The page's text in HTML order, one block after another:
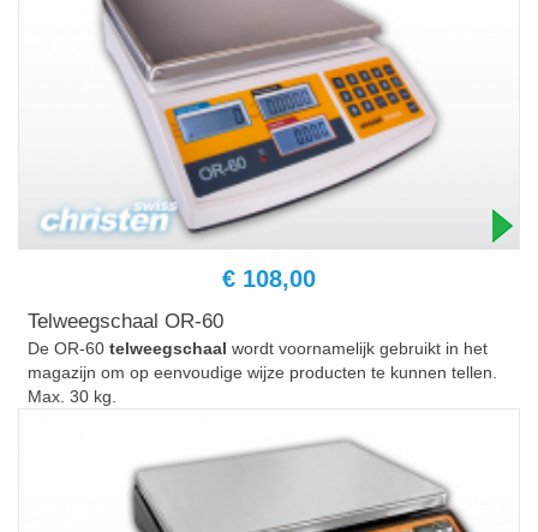
€ 108,00
Telweegschaal OR-60
De OR-60 telweegschaal wordt voornamelijk gebruikt in het
magazijn om op eenvoudige wijze producten te kunnen tellen.
Max. 30 kg.